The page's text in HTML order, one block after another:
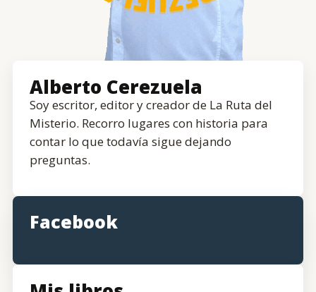
Alberto Cerezuela
Soy escritor, editor y creador de La Ruta del
Misterio. Recorro lugares con historia para
contar lo que todavía sigue dejando
preguntas.
Facebook